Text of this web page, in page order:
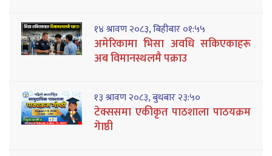
१४ श्रावण २०८३, बिहीबार ०१:५५
अमेरिकामा भिसा अवधि सकिएकाहरू
अब विमानस्थलमै पक्राउ
१३ श्रावण २०८३, बुधबार २३:५०
टेक्ससमा एकीकृत पाठशाला पाठयक्रम
गेाष्ठी